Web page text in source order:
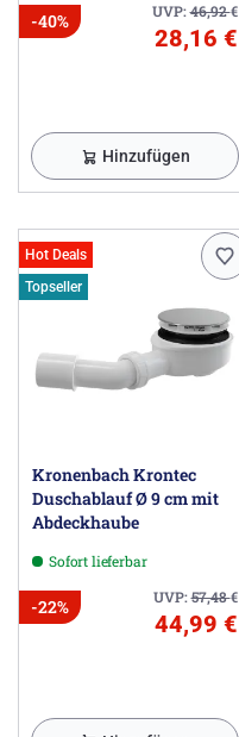
UVP:46,92€
-40%
28,16 €
Hinzufügen
Hot Deals
Topseller
Kronenbach Krontec
Duschablauf Ø 9 cm mit
Abdeckhaube
Sofort lieferbar
UVP:57,48€
-22%
44,99 €